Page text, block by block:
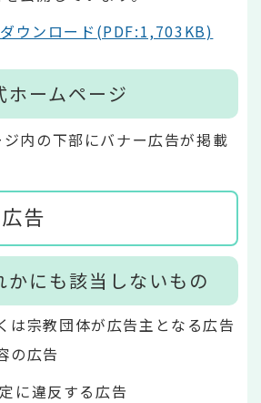
ウンロード(PDF:1,703KB)
ームページ
内の下部にバナー広告が掲載
告
かにも該当しないもの
は宗教団体が広告主となる広告
の広告
に違反する広告